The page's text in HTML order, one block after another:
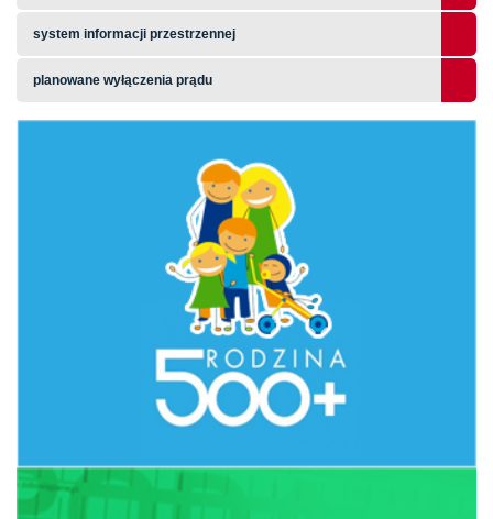
system informacji przestrzennej
planowane wyłączenia prądu